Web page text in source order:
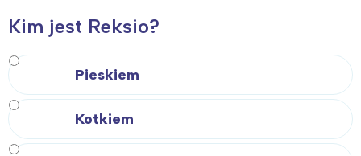
Kim jest Reksio?
Pieskiem
Kotkiem